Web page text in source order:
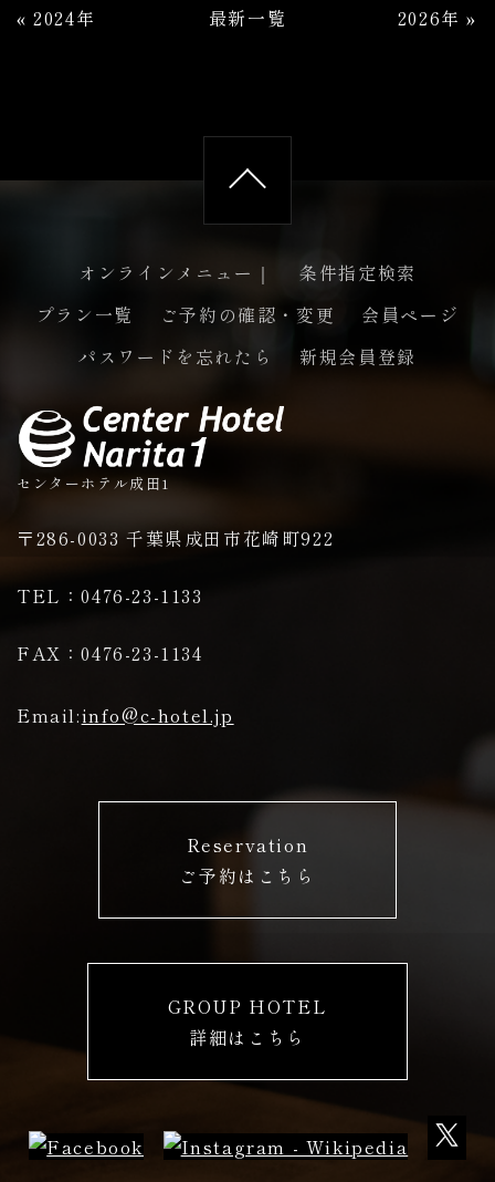
«2024年 最新一覧 2026年 »
ペー
オンラインメニュー｜
条件指定検索
プラン一覧
ご予約の確認・変更
会員ページ
パスワードを忘れたら
新規会員登録
センターホテル成田1
〒286-0033 千葉県成田市花崎町922
TEL：0476-23-1133
FAX：0476-23-1134
Email:info@c-hotel.jp
Reservation
ご予約はこちら
GROUP HOTEL
詳細はこちら